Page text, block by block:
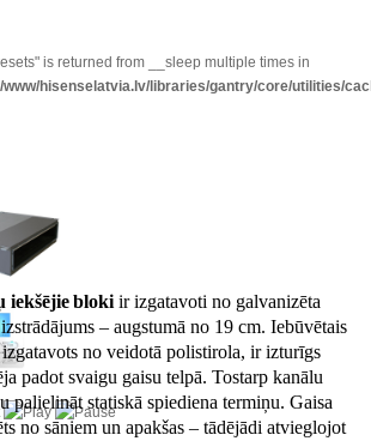
is returned from __sleep multiple times in
www/hisenselatvia.lv/libraries/gantry/core/utilities/
iekšējiebloki ir izgatavoti no galvanizēta
– augstumā no 19 cm. Iebūvētais
no veidotā polistirola, ir izturīgs
padot svaigu gaisu telpā. Tostarp kanālu
palielināt statiskā spiediena termiņu. Gaisa
no sāniem un apakšas – tādējādi atvieglojot